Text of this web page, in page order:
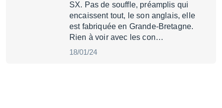
SX. Pas de souffle, préamplis qui
encaissent tout, le son anglais, elle
est fabriquée en Grande-Bretagne.
Rien à voir avec les con…
18/01/24